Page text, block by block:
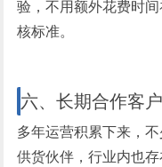
验，不用额外花费时
核标准。
六、长期合作客
多年运营积累下来，
供货伙伴，行业内也